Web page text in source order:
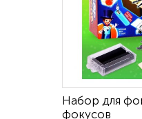
Набор для
фокусов